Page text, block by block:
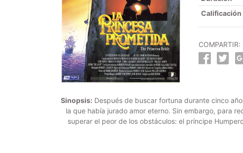
Calificación
COMPARTIR:
Sinopsis: Después de buscar fortuna durante cinco
la que había jurado amor eterno. Sin embargo, para
superar el peor de los obstáculos: el príncipe